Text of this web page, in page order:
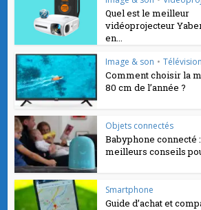
Quel est le meilleur
vidéoprojecteur
en...
Image & son • Télévision
Comment choisir la
80 cm de l’année ?
Objets connectés
Babyphone connecté
meilleurs conseils
Smartphone
Guide d’achat et